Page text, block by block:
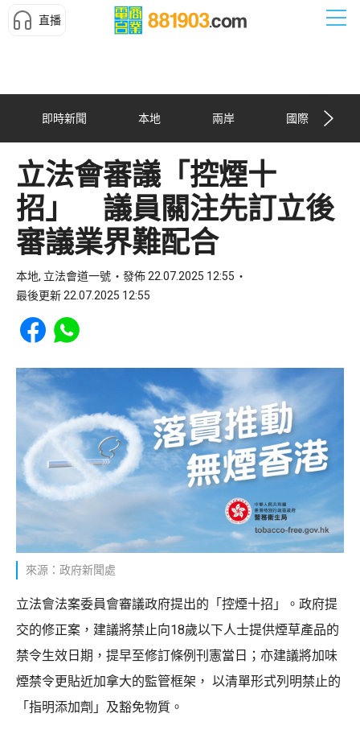
直播
即時新聞 本地 兩岸 國際
立法會審議「控煙十
招」 議員關注先訂立後
審議業界難配合
本地, 立法會道一號
發佈 22.07.2025 12:55
最後更新 22.07.2025 12:55
Share to Facebook
Share to WhatsApp
來源：政府新聞處
立法會法案委員會審議政府提出的「控煙十招」。政府提
交的修正案，建議將禁止向18歲以下人士提供煙草產品的
禁令生效日期，提早至修訂條例刊憲當日；亦建議將加味
煙禁令更貼近加拿大的監管框架， 以清單形式列明禁止的
「指明添加劑」及豁免物質。